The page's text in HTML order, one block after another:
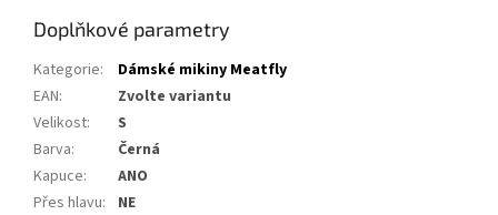
Doplňkové parametry
Kategorie:
Dámské mikiny Meatfly
EAN:
Zvolte variantu
Velikost:
S
Barva:
Černá
Kapuce:
ANO
Přes hlavu:
NE